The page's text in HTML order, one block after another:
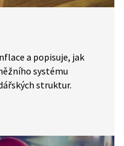
a popisuje, jak
systému
struktur.